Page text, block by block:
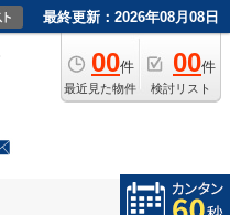
最終更新：2026年08月08日
00件
最近見た物件
00件
検討リスト